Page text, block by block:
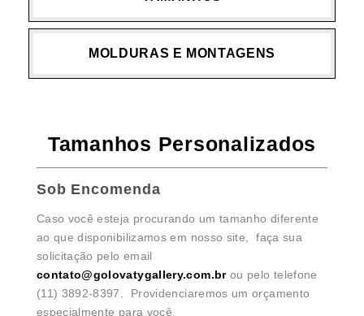
MOLDURAS E MONTAGENS
Tamanhos Personalizados
Sob Encomenda
Caso você esteja procurando um tamanho diferente
ao que disponibilizamos em nosso site, faça sua
solicitação pelo email
contato@golovatygallery.com.brou pelo telefone
(11) 3892-8397. Providenciaremos um orçamento
especialmente para você.